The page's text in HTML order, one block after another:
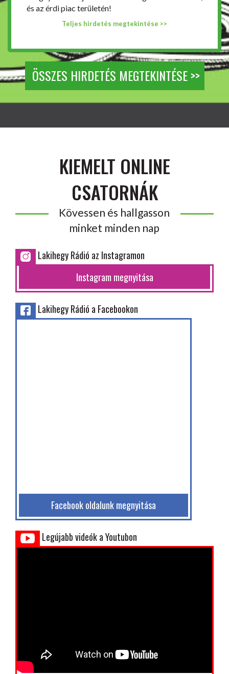
és az érdi piac területén!
Teljes hirdetés megtekintése >>
ÖSSZES HIRDETÉS MEGTEKINTÉSE >>
KIEMELT ONLINE
CSATORNÁK
Kövessen és hallgasson
minket minden nap
Lakihegy Rádió az Instagramon
Instagram megnyitása
Lakihegy Rádió a Facebookon
Facebook oldalunk megnyitása
Legújabb videók a Youtubon